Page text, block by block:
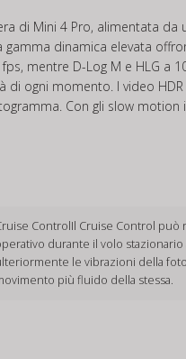
di Mini 4 Pro, alimentata
dinamica elevata
mentre D-Log M e HLG
di ogni momento. I video
Con gli slow motion
ControlIl Cruise Control può
durante il volo
le vibrazioni della
più fluido della stessa.